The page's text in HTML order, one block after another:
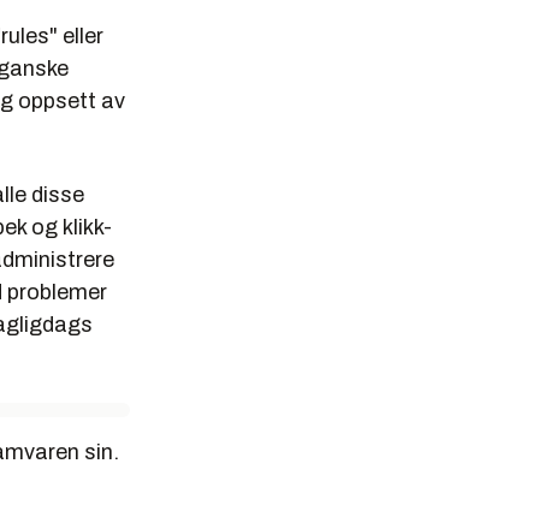
eller
oppsett av
disse
og klikk-
problemer
sin.